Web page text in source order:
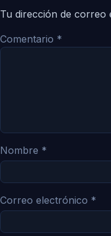
Tu dirección de correo
Comentario *
Nombre *
Correo electrónico *